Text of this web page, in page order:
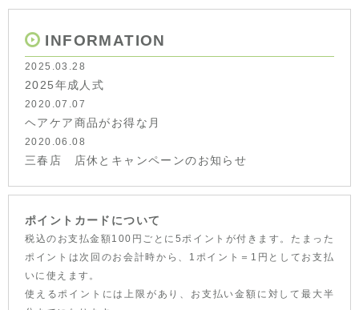
INFORMATION
2025.03.28
2025年成人式
2020.07.07
ヘアケア商品がお得な月
2020.06.08
三春店 店休とキャンペーンのお知らせ
ポイントカードについて
税込のお支払金額100円ごとに5ポイントが付きます。たまった
ポイントは次回のお会計時から、1ポイント＝1円としてお支払
いに使えます。
使えるポイントには上限があり、お支払い金額に対して最大半